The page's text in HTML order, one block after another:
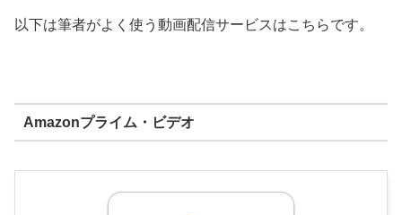
以下は筆者がよく使う動画配信サービスはこちらです。
Amazonプライム・ビデオ